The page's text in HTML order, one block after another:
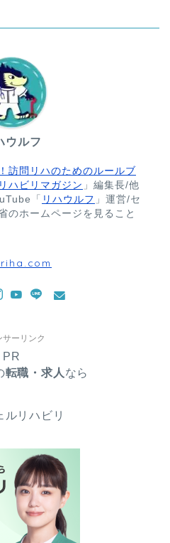
ウルフ
訪問リハのためのルールブ
ハビリマガジン 」編集長/他
「 リハウルフ 」運営/セ
のホームページを見ること
サーリンク
PR
転職・求人 なら
ルリハビリ